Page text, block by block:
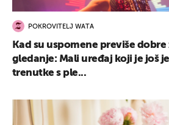
POKROVITELJ WATA
Kad su uspomene previše
gledanje: Mali uređaj koji je još
trenutke s ple...